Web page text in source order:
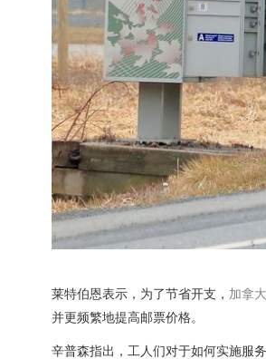
莱特伯恩表示，为了节省开支， 加拿大
并更频繁地提高邮票价格。
辛普森指出，工人们对于如何实施服